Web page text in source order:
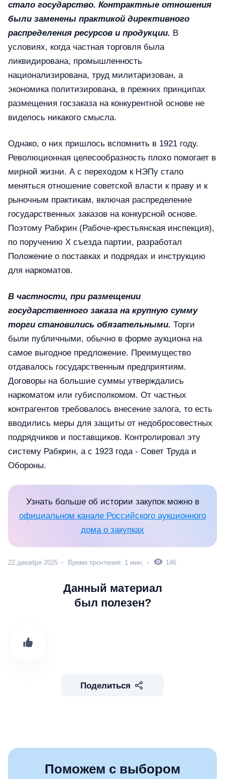
стало государство. Контрактные отношения
были заменены практикой директивного
распределения ресурсов и продукции. В
условиях, когда частная торговля была
ликвидирована, промышленность
национализирована, труд милитаризован, а
экономика политизирована, в прежних принципах
размещения госзаказа на конкурентной основе не
виделось никакого смысла.
Однако, о них пришлось вспомнить в 1921 году.
Революционная целесообразность плохо помогает в
мирной жизни. А с переходом к НЭПу стало
меняться отношение советской власти к праву и к
рыночным практикам, включая распределение
государственных заказов на конкурсной основе.
Поэтому Рабкрин (Рабоче-крестьянская инспекция),
по поручению Х съезда партии, разработал
Положение о поставках и подрядах и инструкцию
для наркоматов.
В частности, при размещении
государственного заказа на крупную сумму
торги становились обязательными. Торги
были публичными, обычно в форме аукциона на
самое выгодное предложение. Преимущество
отдавалось государственным предприятиям.
Договоры на большие суммы утверждались
наркоматом или губисполкомом. От частных
контрагентов требовалось внесение залога, то есть
вводились меры для защиты от недобросовестных
подрядчиков и поставщиков. Контролировал эту
систему Рабкрин, а с 1923 года - Совет Труда и
Обороны.
Узнать больше об истории закупок можно в
официальном канале Российского аукционного
дома о закупках
22 декабря 2025 Время прочтения: 1 мин. 146
Данный материал
был полезен?
Поделиться
Поможем с выбором